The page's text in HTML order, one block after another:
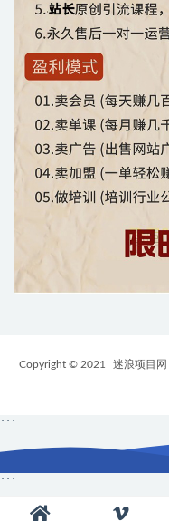
Copyright © 2021 迷浪项目网
```
```